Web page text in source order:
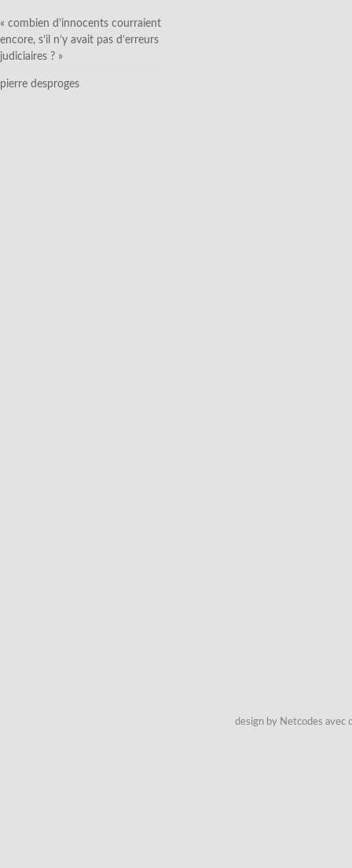
« combien d’innocents courraient
encore, s’il n’y avait pas d’erreurs
judiciaires ? »
pierre desproges
design by Netcodes avec